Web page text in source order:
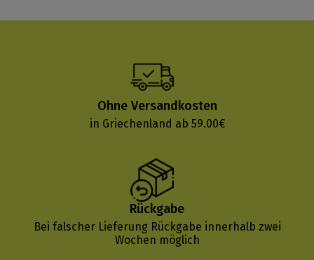
Ohne Versandkosten
in Griechenland ab 59.00€
Rückgabe
Bei falscher Lieferung Rückgabe innerhalb zwei
Wochen möglich